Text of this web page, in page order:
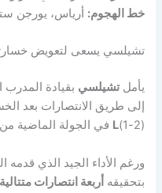
خط الهجوم: أرياس، يورجن
تشيلسي يسعى لتعويض
يأملتشيلسي بقيادة المدرب
إلى طريق الانتصارات بعد
(2-1)
L في الجولة الماضية من
ورغم الأداء الجيد الذي قدمه
بتحقيقه أربعة انتصارات متتالية